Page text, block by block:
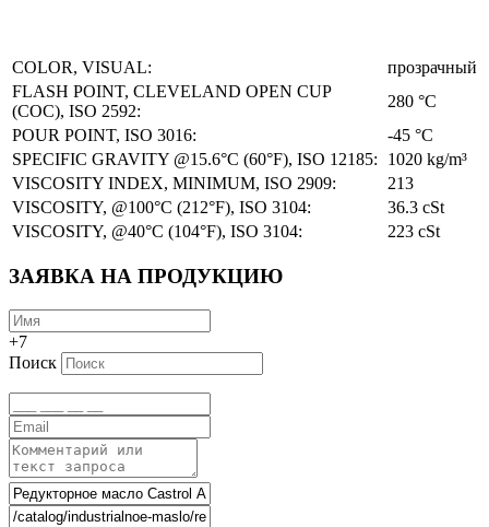
COLOR, VISUAL:
прозрачный
FLASH POINT, CLEVELAND OPEN CUP
(COC), ISO 2592:
280 °C
POUR POINT, ISO 3016:
-45 °C
SPECIFIC GRAVITY @15.6°C (60°F), ISO 12185:
1020 kg/m³
VISCOSITY INDEX, MINIMUM, ISO 2909:
213
VISCOSITY, @100°C (212°F), ISO 3104:
36.3 cSt
VISCOSITY, @40°C (104°F), ISO 3104:
223 cSt
ЗАЯВКА НА ПРОДУКЦИЮ
+7
Поиск